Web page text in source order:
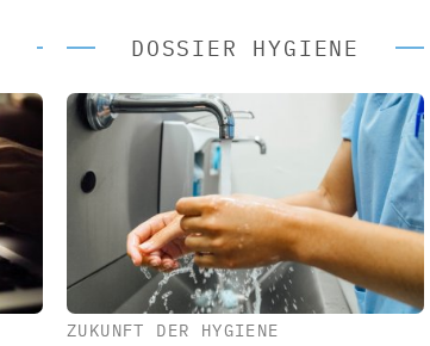
DOSSIER HYGIENE
ZUKUNFT DER HYGIENE
EASY SOFTWARE AG